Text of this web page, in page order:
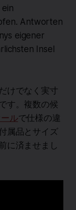
Antworten
eigener
Insel
けでなく実寸
す。複数の候
ルで仕様の違
属品とサイズ
に済ませまし